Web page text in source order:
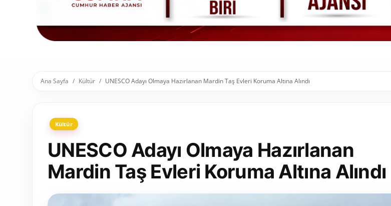
Kamu Kurumları ve Üst Kurullar
Resmi Reklamlar
Ana Sayfa Kültür UNESCO Adayı Olmaya Hazırlanan Mardin Taş Evleri Koruma Altına Alındı
Kültür
UNESCO Adayı Olmaya Hazırlanan
Mardin Taş Evleri Koruma Altına Alındı